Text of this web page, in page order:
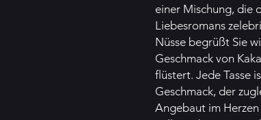
einer Mischung, die
Liebesromans
Nüsse begrüßt Sie
Geschmack von
flüstert. Jede Tasse
Geschmack, der
Angebaut im